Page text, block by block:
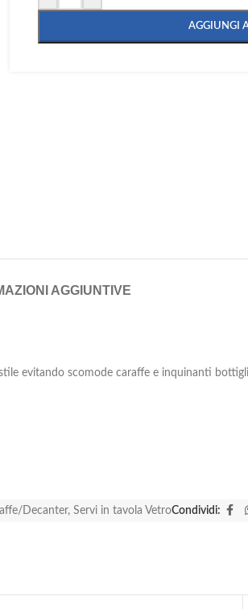
AGGIUNGI
AGGIUNTIVE
evitando scomode caraffe e inquinanti
Decanter, Servi in tavola VetroCondividi: